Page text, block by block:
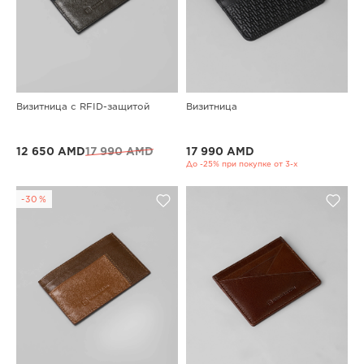
Визитница с RFID-защитой
12 650 AMD17 990 AMD
Визитница
17 990 AMD
До -25% при покупке от 3-х
-30%